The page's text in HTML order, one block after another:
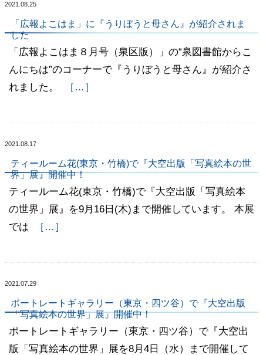
2021.08.25
「広報よこはま」に『うりぼうと母さん』が紹介されま
した
「広報よこはま８月号（泉区版）」の“泉図書館からこ
んにちは”のコーナーで『うりぼうと母さん』が紹介さ
れました。
［…］
2021.08.17
ティールーム花(東京・竹橋)で『大空出版「写真絵本の世
界」展』開催中！
ティールーム花(東京・竹橋)で『大空出版「写真絵本
の世界」展』を9月16日(木)まで開催しています。 本展
では
［…］
2021.07.29
ポートレートギャラリー（東京・四ツ谷）で『大空出版
「写真絵本の世界」展』開催中！
ポートレートギャラリー（東京・四ツ谷）で『大空出
版「写真絵本の世界」展を8月4日（水）まで開催して